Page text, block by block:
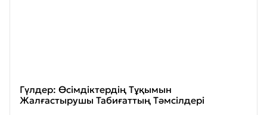
Гүлдер: Өсімдіктердің Тұқымын
Жалғастырушы Табиғаттың Тәмсілдері